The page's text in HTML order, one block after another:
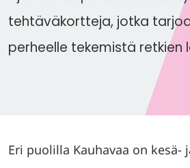
tehtäväkortteja, jotka
perheelle tekemistä retkien
Eri puolilla Kauhavaa on kesä-